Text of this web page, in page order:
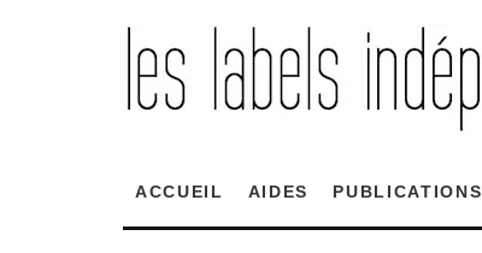
ACCUEIL AIDES PUBLICATIONS